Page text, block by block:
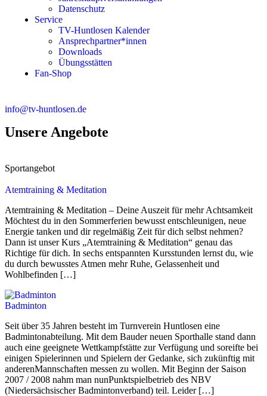
Datenschutz
Service
TV-Huntlosen Kalender
Ansprechpartner*innen
Downloads
Übungsstätten
Fan-Shop
info@tv-huntlosen.de
Unsere Angebote
Sportangebot
Atemtraining & Meditation
Atemtraining & Meditation – Deine Auszeit für mehr Achtsamkeit
Möchtest du in den Sommerferien bewusst entschleunigen, neue
Energie tanken und dir regelmäßig Zeit für dich selbst nehmen?
Dann ist unser Kurs „Atemtraining & Meditation“ genau das
Richtige für dich. In sechs entspannten Kursstunden lernst du, wie
du durch bewusstes Atmen mehr Ruhe, Gelassenheit und
Wohlbefinden […]
Badminton
Seit über 35 Jahren besteht im Turnverein Huntlosen eine
Badmintonabteilung. Mit dem Bauder neuen Sporthalle stand dann
auch eine geeignete Wettkampfstätte zur Verfügung und soreifte bei
einigen Spielerinnen und Spielern der Gedanke, sich zukünftig mit
anderenMannschaften messen zu wollen. Mit Beginn der Saison
2007 / 2008 nahm man nunPunktspielbetrieb des NBV
(Niedersächsischer Badmintonverband) teil. Leider […]